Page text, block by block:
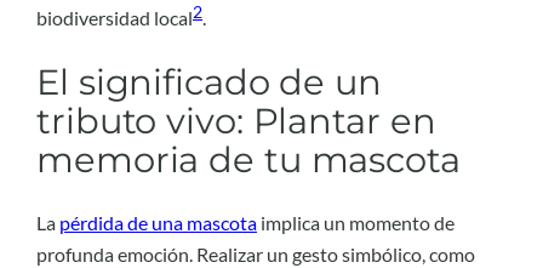
biodiversidad local2.
El significado de un
tributo vivo: Plantar en
memoria de tu mascota
La pérdida de una mascota implica un momento de
profunda emoción. Realizar un gesto simbólico, como